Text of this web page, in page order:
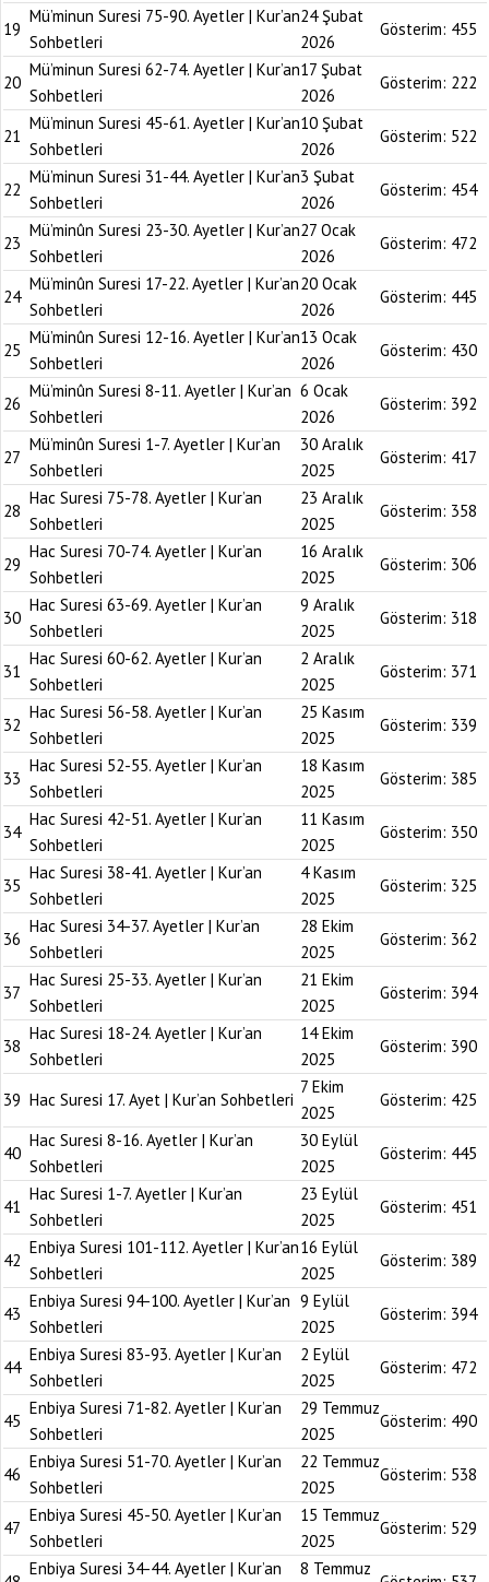
19
Mü’minun Suresi 75-90. Ayetler | Kur’an
Sohbetleri
24 Şubat
2026
Gösterim: 455
20
Mü’minun Suresi 62-74. Ayetler | Kur’an
Sohbetleri
17 Şubat
2026
Gösterim: 222
21
Mü’minun Suresi 45-61. Ayetler | Kur’an
Sohbetleri
10 Şubat
2026
Gösterim: 522
22
Mü’minun Suresi 31-44. Ayetler | Kur’an
Sohbetleri
3 Şubat
2026
Gösterim: 454
23
Mü’minûn Suresi 23-30. Ayetler | Kur’an
Sohbetleri
27 Ocak
2026
Gösterim: 472
24
Mü’minûn Suresi 17-22. Ayetler | Kur’an
Sohbetleri
20 Ocak
2026
Gösterim: 445
25
Mü’minûn Suresi 12-16. Ayetler | Kur’an
Sohbetleri
13 Ocak
2026
Gösterim: 430
26
Mü’minûn Suresi 8-11. Ayetler | Kur’an
Sohbetleri
6 Ocak
2026
Gösterim: 392
27
Mü’minûn Suresi 1-7. Ayetler | Kur’an
Sohbetleri
30 Aralık
2025
Gösterim: 417
28
Hac Suresi 75-78. Ayetler | Kur’an
Sohbetleri
23 Aralık
2025
Gösterim: 358
29
Hac Suresi 70-74. Ayetler | Kur’an
Sohbetleri
16 Aralık
2025
Gösterim: 306
30
Hac Suresi 63-69. Ayetler | Kur’an
Sohbetleri
9 Aralık
2025
Gösterim: 318
31
Hac Suresi 60-62. Ayetler | Kur’an
Sohbetleri
2 Aralık
2025
Gösterim: 371
32
Hac Suresi 56-58. Ayetler | Kur’an
Sohbetleri
25 Kasım
2025
Gösterim: 339
33
Hac Suresi 52-55. Ayetler | Kur’an
Sohbetleri
18 Kasım
2025
Gösterim: 385
34
Hac Suresi 42-51. Ayetler | Kur’an
Sohbetleri
11 Kasım
2025
Gösterim: 350
35
Hac Suresi 38-41. Ayetler | Kur’an
Sohbetleri
4 Kasım
2025
Gösterim: 325
36
Hac Suresi 34-37. Ayetler | Kur’an
Sohbetleri
28 Ekim
2025
Gösterim: 362
37
Hac Suresi 25-33. Ayetler | Kur’an
Sohbetleri
21 Ekim
2025
Gösterim: 394
38
Hac Suresi 18-24. Ayetler | Kur’an
Sohbetleri
14 Ekim
2025
Gösterim: 390
39 Hac Suresi 17. Ayet | Kur’an Sohbetleri
7 Ekim
2025
Gösterim: 425
40
Hac Suresi 8-16. Ayetler | Kur’an
Sohbetleri
30 Eylül
2025
Gösterim: 445
41
Hac Suresi 1-7. Ayetler | Kur’an
Sohbetleri
23 Eylül
2025
Gösterim: 451
42
Enbiya Suresi 101-112. Ayetler | Kur’an
Sohbetleri
16 Eylül
2025
Gösterim: 389
43
Enbiya Suresi 94-100. Ayetler | Kur’an
Sohbetleri
9 Eylül
2025
Gösterim: 394
44
Enbiya Suresi 83-93. Ayetler | Kur’an
Sohbetleri
2 Eylül
2025
Gösterim: 472
45
Enbiya Suresi 71-82. Ayetler | Kur’an
Sohbetleri
29 Temmuz
2025
Gösterim: 490
46
Enbiya Suresi 51-70. Ayetler | Kur’an
Sohbetleri
22 Temmuz
2025
Gösterim: 538
47
Enbiya Suresi 45-50. Ayetler | Kur’an
Sohbetleri
15 Temmuz
2025
Gösterim: 529
Enbiya Suresi 34-44. Ayetler | Kur’an 8 Temmuz